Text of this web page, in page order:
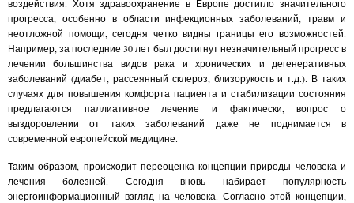
воздействия. Хотя здравоохранение в Европе достигло значительного
прогресса, особенно в области инфекционных заболеваний, травм и
неотложной помощи, сегодня четко видны границы его возможностей.
Например, за последние 30 лет был достигнут незначительный прогресс в
лечении большинства видов рака и хронических и дегенеративных
заболеваний (диабет, рассеянный склероз, близорукость и т.д.). В таких
случаях для повышения комфорта пациента и стабилизации состояния
предлагаются паллиативное лечение и фактически, вопрос о
выздоровлении от таких заболеваний даже не поднимается в
современной европейской медицине.
Таким образом, происходит переоценка концепции природы человека и
лечения болезней. Сегодня вновь набирает популярность
энергоинформационный взгляд на человека. Согласно этой концепции,